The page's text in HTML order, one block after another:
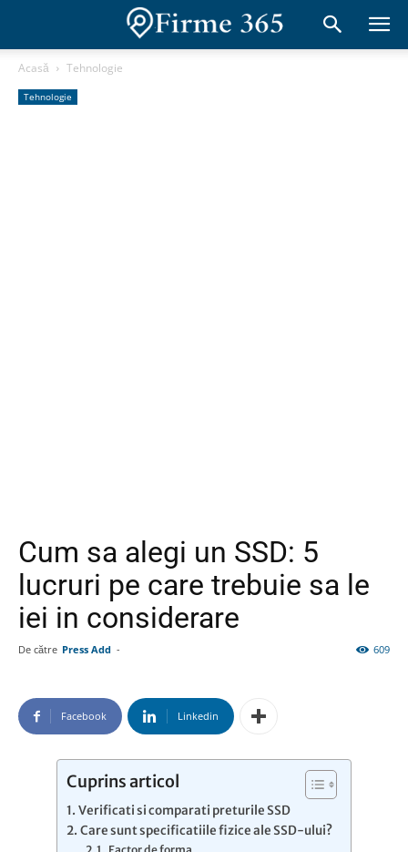
Acasă Tehnologie
Tehnologie
Cum sa alegi un SSD: 5
lucruri pe care trebuie sa le
iei in considerare
De către Press Add - 609
Facebook Linkedin
Cuprins articol
Verificati si comparati preturile SSD
Care sunt specificatiile fizice ale SSD-ului?